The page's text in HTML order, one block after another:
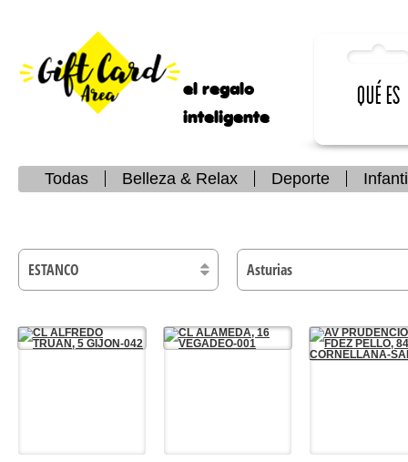
el regalo
inteligente
Qué es
Todas Belleza & Relax Deporte